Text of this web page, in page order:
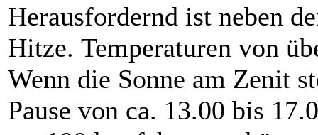
Herausfordernd ist neben
Hitze. Temperaturen von
Wenn die Sonne am Zenit
Pause von ca. 13.00 bis